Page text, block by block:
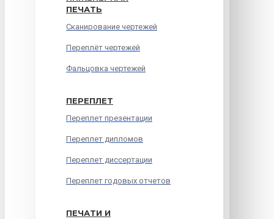
ПЕЧАТЬ
Сканирование чертежей
Переплёт чертежей
Фальцовка чертежей
ПЕРЕПЛЕТ
Переплет презентации
Переплет дипломов
Переплет диссертации
Переплет годовых отчетов
ПЕЧАТИ И